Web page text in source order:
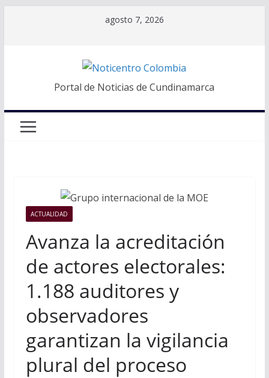
agosto 7, 2026
Portal de Noticias de Cundinamarca
ACTUALIDAD
Avanza la acreditación
de actores electorales:
1.188 auditores y
observadores
garantizan la vigilancia
plural del proceso